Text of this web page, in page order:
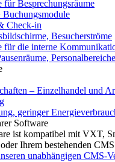
für Besprechungsräume
Buchungsmodule
Check-in
Besucherströme
für die interne
Personalbereiche
– Einzelhandel und
geringer
Software
ist kompatibel mit VXT,
Ihrem bestehenden
unabhängigen CMS-